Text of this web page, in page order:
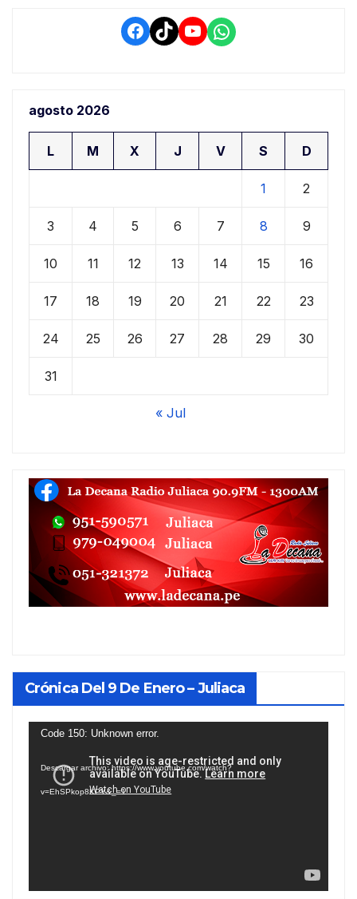
Facebook
TikTokYouTube
WhatsApp
agosto 2026
L M X J V S D
1 2
3 4 5 6 7 8 9
10 11 12 13 14 15 16
17 18 19 20 21 22 23
24 25 26 27 28 29 30
31
« Jul
Crónica Del 9 De Enero – Juliaca
Reproductor
vídeo
Code 150: Unknown error.
Descargar archivo: https://www.youtube.com/watch?
v=EhSPkop8KPY&_=1